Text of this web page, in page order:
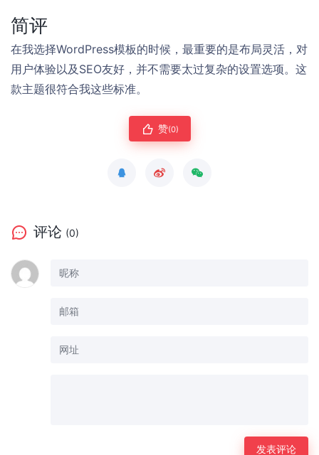
简评
在我选择WordPress模板的时候，最重要的是布局灵活，对
用户体验以及SEO友好，并不需要太过复杂的设置选项。这
款主题很符合我这些标准。
赞(0)
评论 (0)